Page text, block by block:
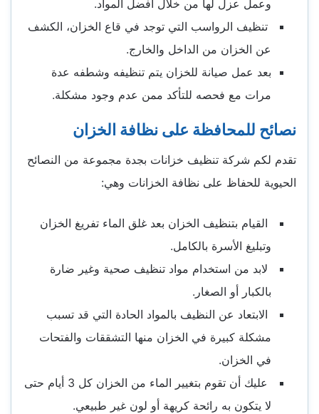
وعمل عزل لها من خلال أفضل المواد.
تنظيف الرواسب التي توجد في قاع الخزان، الكشف
عن الخزان من الداخل والخارج.
بعد عمل صيانة للخزان يتم تنظيفه وشطفه عدة
مرات مع فحصه للتأكد ممن عدم وجود مشكلة.
نصائح للمحافظة على نظافة الخزان
تقدم لكم شركة تنظيف خزانات بجدة مجموعة من النصائح
الحيوية للحفاظ على نظافة الخزانات وهي:
القيام بتنظيف الخزان بعد غلق الماء تفريغ الخزان
وتبليغ الأسرة بالكامل.
لابد من استخدام مواد تنظيف صحية وغير ضارة
بالكبار أو الصغار.
الابتعاد عن النظيف بالمواد الحادة التي قد تسبب
مشكلة كبيرة في الخزان منها التشققات والفتحات
في الخزان.
عليك أن تقوم بتغيير الماء من الخزان كل 3 أيام حتى
لا يتكون به رائحة كريهة أو لون غير طبيعي.